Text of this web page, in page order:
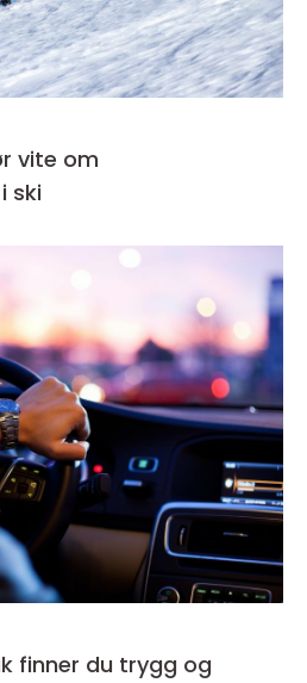
ski
finner du trygg og